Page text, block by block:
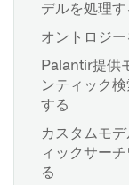
ロジー
オント
たコン
ェクト
メタデ
概要
オブジ
ティを
パラメ
を設定
パラメ
ンの結
オブジ
のセキ
デコレ
エラー
Non-
デルを処理す
オントロジ
Palantir提供
ンティック
する
カスタムモ
ィックサー
る